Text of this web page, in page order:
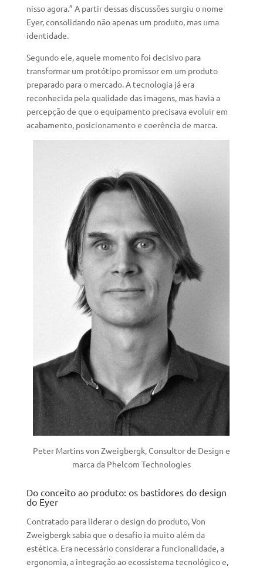
nisso agora.” A partir dessas discussões surgiu o nome
Eyer, consolidando não apenas um produto, mas uma
identidade.
Segundo ele, aquele momento foi decisivo para
transformar um protótipo promissor em um produto
preparado para o mercado. A tecnologia já era
reconhecida pela qualidade das imagens, mas havia a
percepção de que o equipamento precisava evoluir em
acabamento, posicionamento e coerência de marca.
Peter Martins von Zweigbergk, Consultor de Design e
marca da Phelcom Technologies
Do conceito ao produto: os bastidores do design
do Eyer
Contratado para liderar o design do produto, Von
Zweigbergk sabia que o desafio ia muito além da
estética. Era necessário considerar a funcionalidade, a
ergonomia, a integração ao ecossistema tecnológico e,